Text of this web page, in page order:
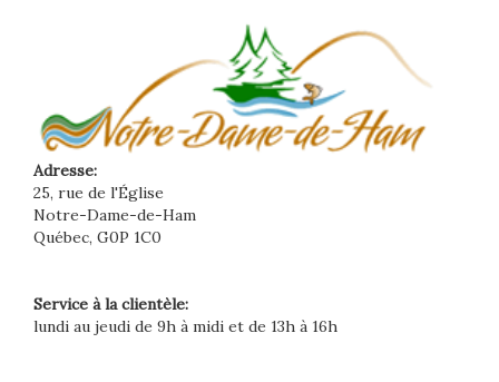
Adresse:
25, rue de l'Église
Notre-Dame-de-Ham
Québec, G0P 1C0
Service à la clientèle:
lundi au jeudi de 9h à midi et de 13h à 16h